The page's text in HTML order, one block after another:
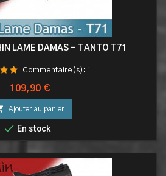
LAME DAMAS - TANTO T71
Commentaire(s): 1
Prix
109,90 €
Ajouter au panier
 En stock